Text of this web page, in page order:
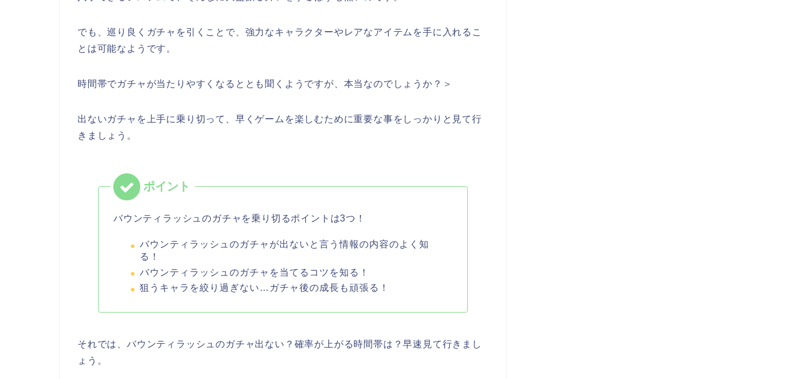
でも、巡り良く ガチャを引くことで、強力なキャラクターやレアなアイテムを手に入れるこ
とは可能なようです。
時間帯でガチャが当たりやすくなるととも聞くようですが、本当なのでしょうか？＞
出ないガチャを上手に乗り切って、早くゲームを楽しむために重要な事をしっかりと見て行
きましょう 。
バウンティラッシュのガチャを乗り切るポイントは3つ！
バウンティラッシュのガチャが出ないと言う情報の内容のよく知
る！
バウンティラッシュのガチャを当てるコツを知る！
狙うキャラを絞り過ぎない…ガチャ後の成長も頑張る！
それでは、バウンティラッシュのガチャ出ない？確率が上がる時間帯は？早速見て行きまし
ょう。